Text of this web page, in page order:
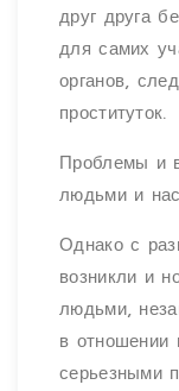
друг друга
для самих
органов,
проституток.
Проблемы и
людьми и
Однако с
возникли и
людьми,
в отношении
серьезными